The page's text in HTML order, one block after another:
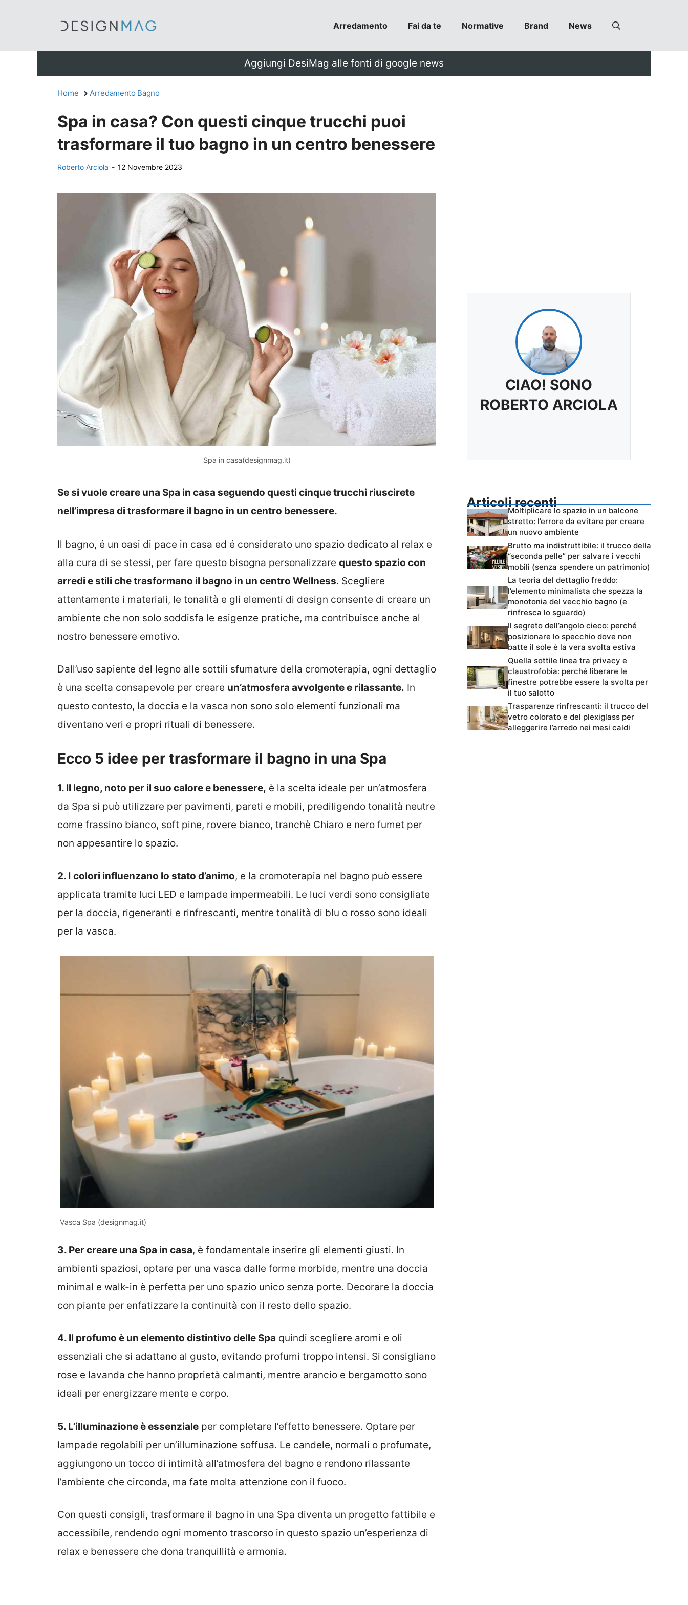
Arredamento Fai da te Normative Brand News
Aggiungi DesiMag alle fonti di google news
Home Arredamento Bagno
Spa in casa? Con questi cinque trucchi puoi
trasformare il tuo bagno in un centro benessere
Roberto Arciola - 12 Novembre 2023
Spa in casa(designmag.it)
Se si vuole creare una Spa in casa seguendo questi cinque trucchi riuscirete
nell’impresa di trasformare il bagno in un centro benessere.
Il bagno, é un oasi di pace in casa ed é considerato uno spazio dedicato al relax e
alla cura di se stessi, per fare questo bisogna personalizzare questo spazio con
arredi e stili che trasformano il bagno in un centro Wellness. Scegliere
attentamente i materiali, le tonalità e gli elementi di design consente di creare un
ambiente che non solo soddisfa le esigenze pratiche, ma contribuisce anche al
nostro benessere emotivo.
Dall’uso sapiente del legno alle sottili sfumature della cromoterapia, ogni dettaglio
è una scelta consapevole per creare un’atmosfera avvolgente e rilassante. In
questo contesto, la doccia e la vasca non sono solo elementi funzionali ma
diventano veri e propri rituali di benessere.
Ecco 5 idee per trasformare il bagno in una Spa
1. Il legno, noto per il suo calore e benessere, è la scelta ideale per un’atmosfera
da Spa si può utilizzare per pavimenti, pareti e mobili, prediligendo tonalità neutre
come frassino bianco, soft pine, rovere bianco, tranchè Chiaro e nero fumet per
non appesantire lo spazio.
2. I colori influenzano lo stato d’animo, e la cromoterapia nel bagno può essere
applicata tramite luci LED e lampade impermeabili. Le luci verdi sono consigliate
per la doccia, rigeneranti e rinfrescanti, mentre tonalità di blu o rosso sono ideali
per la vasca.
Vasca Spa (designmag.it)
3. Per creare una Spa in casa, è fondamentale inserire gli elementi giusti. In
ambienti spaziosi, optare per una vasca dalle forme morbide, mentre una doccia
minimal e walk-in è perfetta per uno spazio unico senza porte. Decorare la doccia
con piante per enfatizzare la continuità con il resto dello spazio.
4. Il profumo è un elemento distintivo delle Spa quindi scegliere aromi e oli
essenziali che si adattano al gusto, evitando profumi troppo intensi. Si consigliano
rose e lavanda che hanno proprietà calmanti, mentre arancio e bergamotto sono
ideali per energizzare mente e corpo.
5. L’illuminazione è essenziale per completare l’effetto benessere. Optare per
lampade regolabili per un’illuminazione soffusa. Le candele, normali o profumate,
aggiungono un tocco di intimità all’atmosfera del bagno e rendono rilassante
l’ambiente che circonda, ma fate molta attenzione con il fuoco.
Con questi consigli, trasformare il bagno in una Spa diventa un progetto fattibile e
accessibile, rendendo ogni momento trascorso in questo spazio un’esperienza di
relax e benessere che dona tranquillità e armonia.
CIAO! SONO
ROBERTO ARCIOLA
Articoli recenti
Moltiplicare lo spazio in un balcone
stretto: l’errore da evitare per creare
un nuovo ambiente
Brutto ma indistruttibile: il trucco della
“seconda pelle” per salvare i vecchi
mobili (senza spendere un patrimonio)
La teoria del dettaglio freddo:
l’elemento minimalista che spezza la
monotonia del vecchio bagno (e
rinfresca lo sguardo)
Il segreto dell’angolo cieco: perché
posizionare lo specchio dove non
batte il sole è la vera svolta estiva
Quella sottile linea tra privacy e
claustrofobia: perché liberare le
finestre potrebbe essere la svolta per
il tuo salotto
Trasparenze rinfrescanti: il trucco del
vetro colorato e del plexiglass per
alleggerire l’arredo nei mesi caldi